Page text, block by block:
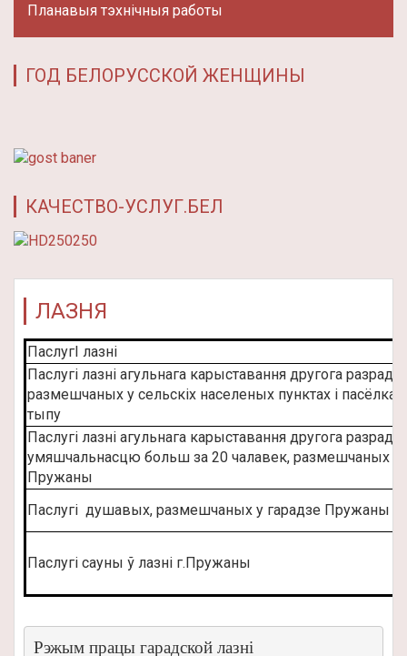
Планавыя тэхнiчныя работы
ГОД БЕЛОРУССКОЙ ЖЕНЩИНЫ
КАЧЕСТВО-УСЛУГ.БЕЛ
ЛАЗНЯ
ПаслугI лазнi
Паслугi лазнi агульнага карыставання другога разраду,
размешчаных у сельскiх населеных пунктах i пасёлках
тыпу
Паслугi лазнi агульнага карыставання другога разраду
умяшчальнасцю больш за 20 чалавек, размешчаных у
Пружаны
Паслугi душавых, размешчаных у гарадзе Пружаны
Паслугi сауны ў лазнi г.Пружаны
Рэжым працы гарадской лазні